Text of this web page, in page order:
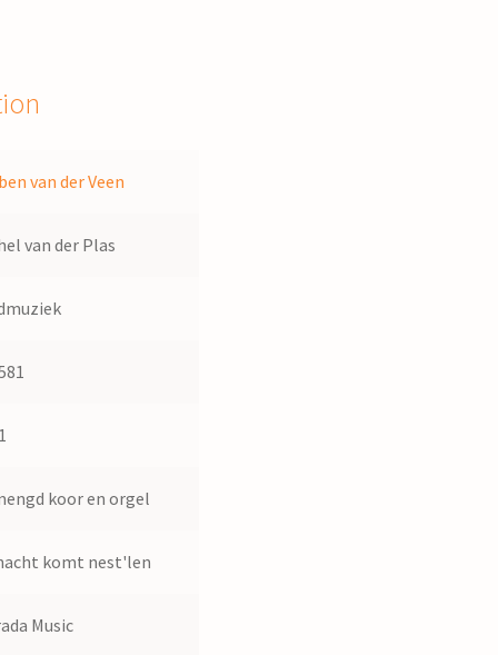
van der Veen
van der Plas
koor en orgel
komt nest'len
Music